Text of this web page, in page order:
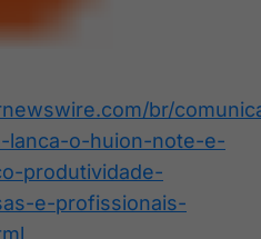
br/
lanca-o-huion-note-e-
produtividade-
e-profissionais-